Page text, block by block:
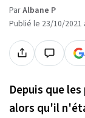
ParAlbane P
Publié le 23/10/2021
Depuis que
alors qu'il